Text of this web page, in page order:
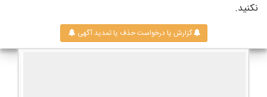
نکنید.
گزارش یا درخواست حذف یا تمدید آگهی